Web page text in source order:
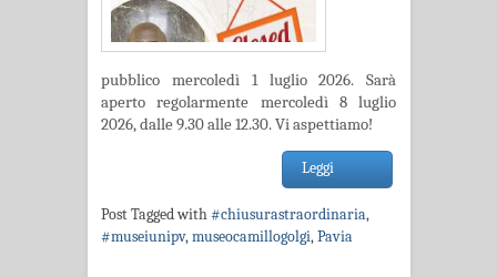
pubblico mercoledì 1 luglio 2026. Sarà
aperto regolarmente mercoledì 8 luglio
2026, dalle 9.30 alle 12.30. Vi aspettiamo!
Leggi
Post Tagged with#chiusurastraordinaria,
#museiunipv,museocamillogolgi,Pavia